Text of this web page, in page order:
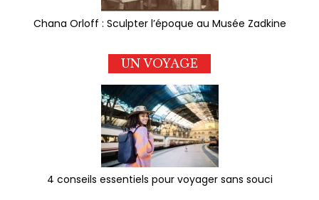
Chana Orloff : Sculpter l’époque au Musée Zadkine
UN VOYAGE
4 conseils essentiels pour voyager sans souci